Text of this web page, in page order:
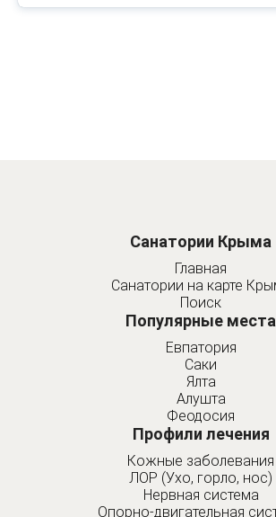
Санатории Крыма
Главная
Санатории на карте
Поиск
Популярные места
Евпатория
Саки
Ялта
Алушта
Феодосия
Профили лечения
Кожные заболевания
ЛОР (Ухо, горло, нос)
Нервная система
Опорно-двигательная